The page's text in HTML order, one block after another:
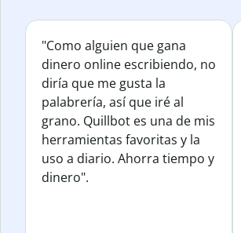
"Como alguien que gana
dinero online escribiendo, no
diría que me gusta la
palabrería, así que iré al
grano. Quillbot es una de mis
herramientas favoritas y la
uso a diario. Ahorra tiempo y
dinero".